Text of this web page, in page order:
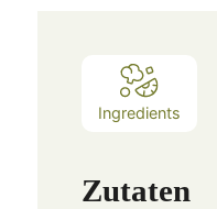
Ingredients
Zutaten